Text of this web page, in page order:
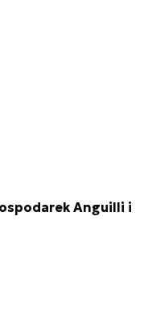
Anguilli i